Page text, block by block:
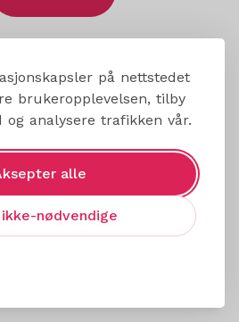
på nettstedet
brukeropplevelsen, tilby
og analysere trafikken vår.
alle
nødvendige